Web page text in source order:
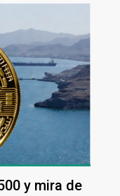
y mira de